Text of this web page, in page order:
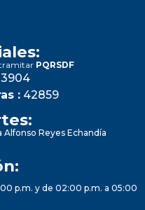
PQRSDF
: 42859
Alfonso Reyes Echandía
p.m. y de 02:00 p.m. a 05:00